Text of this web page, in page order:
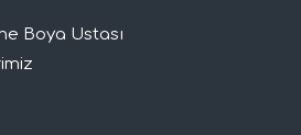
Boya Ustası